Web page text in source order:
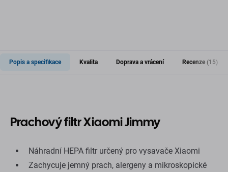
Popis a specifikace Kvalita Doprava a vrácení Recenze (15)
Prachový filtr Xiaomi Jimmy
Náhradní HEPA filtr určený pro vysavače Xiaomi
Zachycuje jemný prach, alergeny a mikroskopické